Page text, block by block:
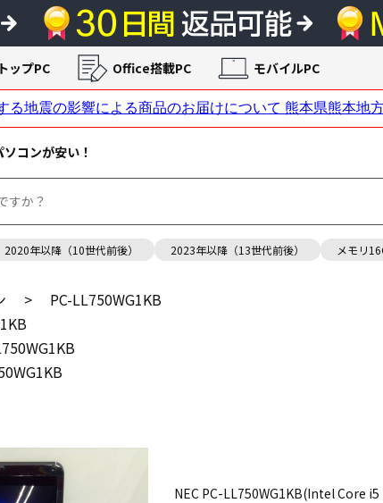
コンが安い！
2020年以降（10世代前後） 2023年以降（13世代前後） メモリ
ップPC Office搭載PC モバイルPC
>
PC-LL750WG1KB
NEC PC-LL750WG1KB(Intel Core